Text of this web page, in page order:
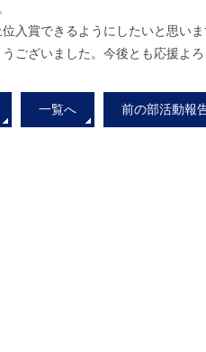
入賞できるようにしたいと思いま
ございました。今後とも応援よろ
一覧へ 前の部活動報